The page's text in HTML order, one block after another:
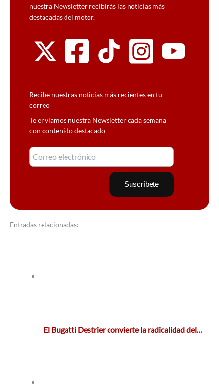
nuestra Newsletter recibirás las noticias más
destacadas del motor.
Recibe nuestras noticias más recientes en tu
correo
Te enviamos nuestra Newsletter cada semana
con contenido destacado
Entradas relacionadas:
El Bugatti Destrier convierte la radicalidad del…